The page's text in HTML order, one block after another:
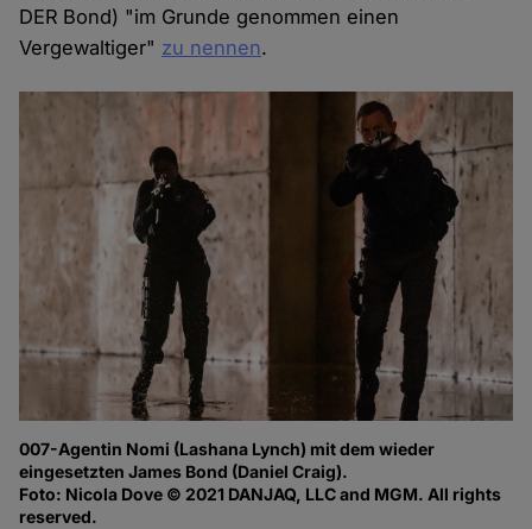
DER Bond) "im Grunde genommen einen
Vergewaltiger" zu nennen.
007-Agentin Nomi (Lashana Lynch) mit dem wieder
eingesetzten James Bond (Daniel Craig).
Foto: Nicola Dove © 2021 DANJAQ, LLC and MGM. All rights
reserved.